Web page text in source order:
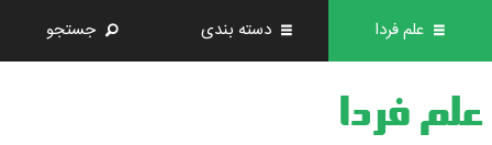
علم فردا دسته بندی جستجو
علم فردا